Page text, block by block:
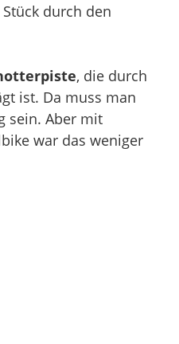
durch den
, die durch
ist. Da muss man
sein. Aber mit
war das weniger